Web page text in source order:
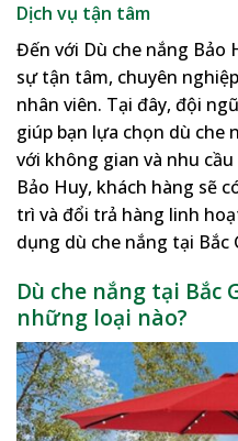
Dịch vụ tận tâm
Đến với Dù che nắng Bảo
sự tận tâm, chuyên
nhân viên. Tại đây, đội
giúp bạn lựa chọn dù che
với không gian và nhu
Bảo Huy, khách hàng sẽ
trì và đổi trả hàng linh
dụng dù che nắng tại Bắc
Dù che nắng tại Bắc
những loại nào?